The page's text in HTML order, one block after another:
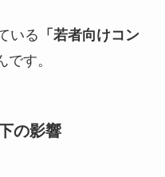
いる 「若者向けコン
す。
の影響